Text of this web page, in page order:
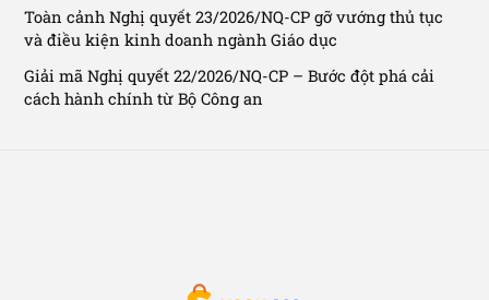
Toàn cảnh Nghị quyết 23/2026/NQ-CP gỡ vướng thủ tục
và điều kiện kinh doanh ngành Giáo dục
Giải mã Nghị quyết 22/2026/NQ-CP – Bước đột phá cải
cách hành chính từ Bộ Công an